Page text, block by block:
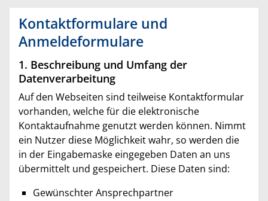
Kontaktformulare und
Anmeldeformulare
1. Beschreibung und Umfang der
Datenverarbeitung
Auf den Webseiten sind teilweise Kontaktformular
vorhanden, welche für die elektronische
Kontaktaufnahme genutzt werden können. Nimmt
ein Nutzer diese Möglichkeit wahr, so werden die
in der Eingabemaske eingegeben Daten an uns
übermittelt und gespeichert. Diese Daten sind:
Gewünschter Ansprechpartner